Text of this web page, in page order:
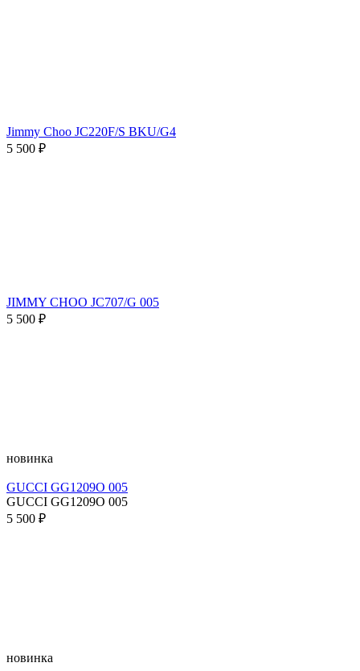
Jimmy Choo JC220F/S BKU/G4
5 500 ₽
JIMMY CHOO JC707/G 005
5 500 ₽
новинка
GUCCI GG1209O 005
GUCCI GG1209O 005
5 500 ₽
новинка